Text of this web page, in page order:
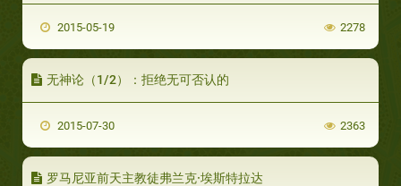
2015-05-19 2278
无神论（1/2）：拒绝无可否认的
2015-07-30 2363
罗马尼亚前天主教徒弗兰克·埃斯特拉达